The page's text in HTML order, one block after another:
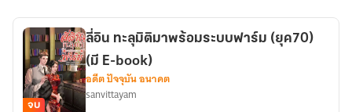
(จบ
แล้ว)
มี
E-
book
จบ
ลี่อิน ทะลุมิติมาพร้อมระบบฟาร์ม (ยุค70)
(มี E-book)
อดีต ปัจจุบัน อนาคต
sanvittayam